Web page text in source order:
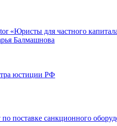
«Юристы для частного
Балмашнова
юстиции РФ
поставке санкционного